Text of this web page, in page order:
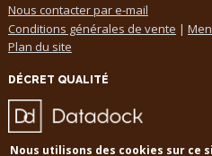
Nous contacter par e-mail
Conditions générales de vente |
Plan du site
DÉCRET QUALITÉ
Nous utilisons des cookies sur ce